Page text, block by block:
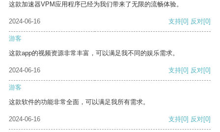
这款加速器VPM应用程序已经为我们带来了无限的流畅体验。
2024-06-16 支持[0] 反对[0]
游客
这款app的视频资源非常丰富，可以满足我不同的娱乐需求。
2024-06-16 支持[0] 反对[0]
游客
这款软件的功能非常全面，可以满足我所有需求。
2024-06-16 支持[0] 反对[0]